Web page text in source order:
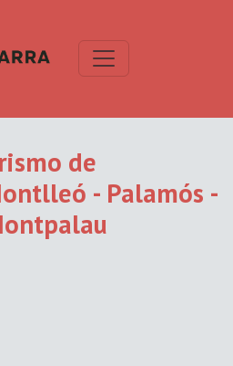
de
- Palamós -